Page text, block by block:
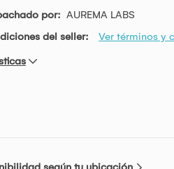
por: AUREMA LABS
del seller:
Ver términos y